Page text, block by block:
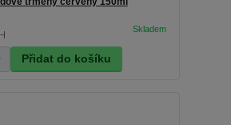
Přidat do košíku